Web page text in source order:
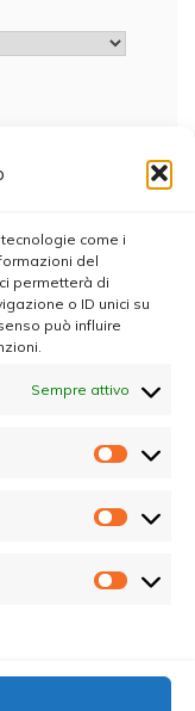
come i
del
permetterà di
o ID unici su
può influire
Sempre attivo